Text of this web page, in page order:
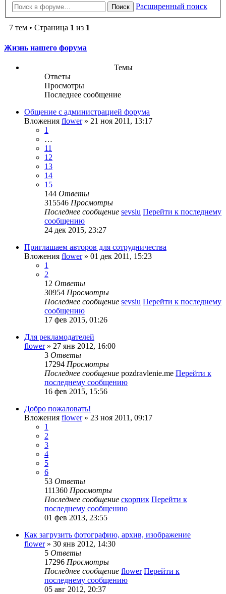
Поиск Расширенный поиск
7 тем • Страница 1 из 1
Жизнь нашего форума
Темы
Ответы
Просмотры
Последнее сообщение
Общение с администрацией форума
Вложения flower» 21 ноя 2011, 13:17
1
…
11
12
13
14
15
144 Ответы
315546 Просмотры
Последнее сообщение sevsiu Перейти к последнему
сообщению
24 дек 2015, 23:27
Приглашаем авторов для сотрудничества
Вложения flower» 01 дек 2011, 15:23
1
2
12 Ответы
30954 Просмотры
Последнее сообщение sevsiu Перейти к последнему
сообщению
17 фев 2015, 01:26
Для рекламодателей
flower» 27 янв 2012, 16:00
3 Ответы
17294 Просмотры
Последнее сообщение pozdravlenie.me Перейти к
последнему сообщению
16 фев 2015, 15:56
Добро пожаловать!
Вложения flower» 23 ноя 2011, 09:17
1
2
3
4
5
6
53 Ответы
111360 Просмотры
Последнее сообщение скорпик Перейти к
последнему сообщению
01 фев 2013, 23:55
Как загрузить фотографию, архив, изображение
flower» 30 янв 2012, 14:30
5 Ответы
17296 Просмотры
Последнее сообщение flower Перейти к
последнему сообщению
05 авг 2012, 20:37